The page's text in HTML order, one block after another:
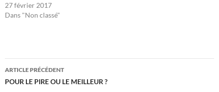
27 février 2017
Dans "Non classé"
Navigation
des
ARTICLE PRÉCÉDENT
POUR LE PIRE OU LE MEILLEUR ?